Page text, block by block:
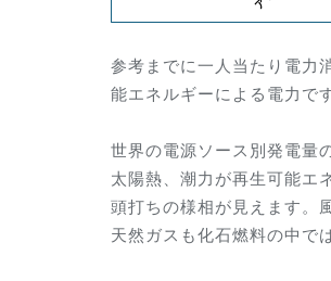
参考までに一人当たり電力
能エネルギーによる電力です
世界の電源ソース別発電量
太陽熱、潮力が再生可能エ
頭打ちの様相が見えます。
天然ガスも化石燃料の中で